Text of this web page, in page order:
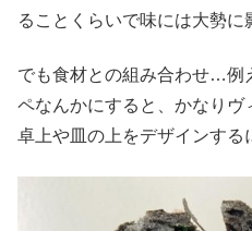
ることくらいで味には大勢に
でも食材との組み合わせ…例
ペなんかにすると、かなりヴ
卓上や皿の上をデザインする